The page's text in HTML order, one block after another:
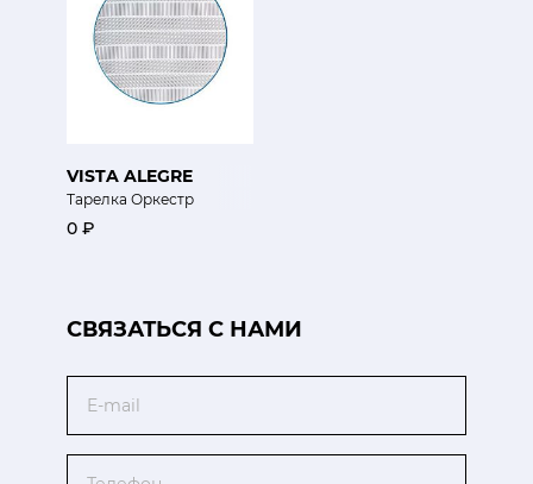
VISTA ALEGRE
Тарелка Оркестр
0 ₽
CВЯЗАТЬСЯ С НАМИ